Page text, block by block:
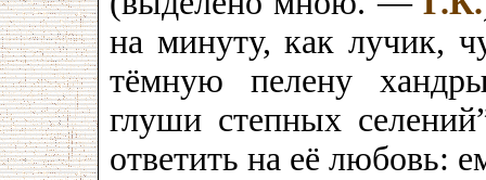
на минуту, как лучик,
тёмную пелену
глуши степных
ответить на её любовь: